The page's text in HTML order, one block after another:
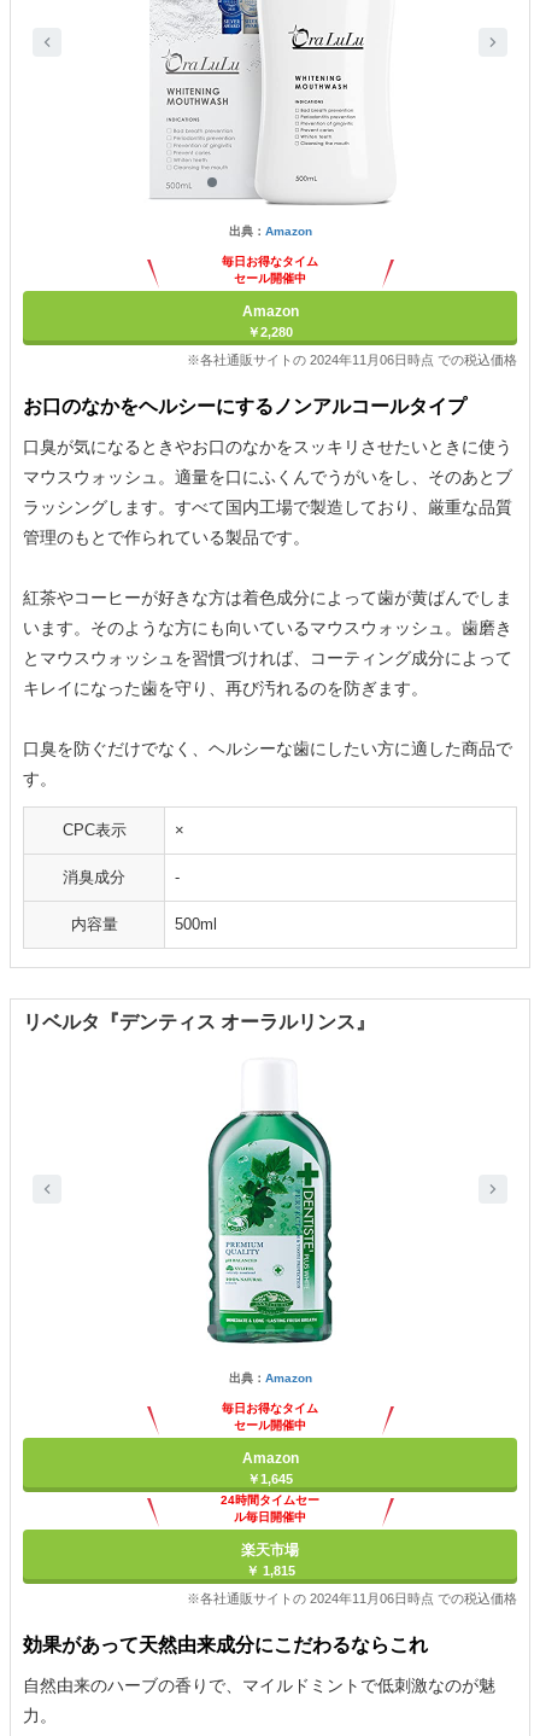
出典： Amazon
毎日お得なタイム
セール開催中
Amazon
￥2,280
※各社通販サイトの 2024年11月06日時点 での税込価格
お口のなかをヘルシーにするノンアルコールタイプ
口臭が気になるときやお口のなかをスッキリさせたいときに使う
マウスウォッシュ。適量を口にふくんでうがいをし、そのあとブ
ラッシングします。すべて国内工場で製造しており、厳重な品質
管理のもとで作られている製品です。
紅茶やコーヒーが好きな方は着色成分によって歯が黄ばんでしま
います。そのような方にも向いているマウスウォッシュ。歯磨き
とマウスウォッシュを習慣づければ、コーティング成分によって
キレイになった歯を守り、再び汚れるのを防ぎます。
口臭を防ぐだけでなく、ヘルシーな歯にしたい方に適した商品で
す。
CPC表示 ×
消臭成分 -
内容量 500ml
リベルタ『デンティス オーラルリンス』
出典： Amazon
毎日お得なタイム
セール開催中
Amazon
￥1,645
24時間タイムセー
ル毎日開催中
楽天市場
￥ 1,815
※各社通販サイトの 2024年11月06日時点 での税込価格
効果があって天然由来成分にこだわるならこれ
自然由来のハーブの香りで、マイルドミントで低刺激なのが魅
力。